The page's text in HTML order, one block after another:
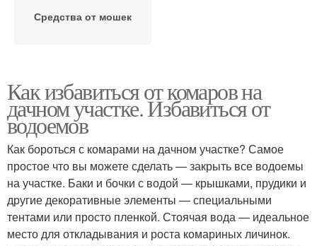
Средства от мошек
Как избавиться от комаров на
дачном участке. Избавиться от
водоемов
Как бороться с комарами на дачном участке? Самое
простое что вы можете сделать — закрыть все водоемы
на участке. Баки и бочки с водой — крышками, прудики и
другие декоративные элементы — специальными
тентами или просто пленкой. Стоячая вода — идеальное
место для откладывания и роста комариных личинок.